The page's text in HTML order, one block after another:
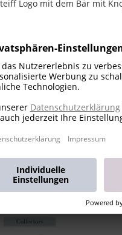
wie großen Steiff
Teddybären